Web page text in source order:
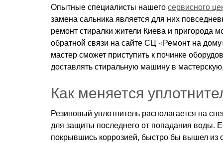
Опытные специалисты нашегосервисного
замена сальника является для них
ремонт стиралки жители Киева и пригорода
обратной связи на сайте СЦ «Ремонт на
мастер сможет приступить к починке
доставлять стиральную машину в
Как меняется
Резиновый уплотнитель располагается на
для защиты последнего от попадания
покрывшись коррозией, быстро бы вышел из